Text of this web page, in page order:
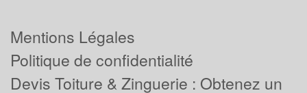
Mentions Légales
Politique de confidentialité
Devis Toiture & Zinguerie : Obtenez un